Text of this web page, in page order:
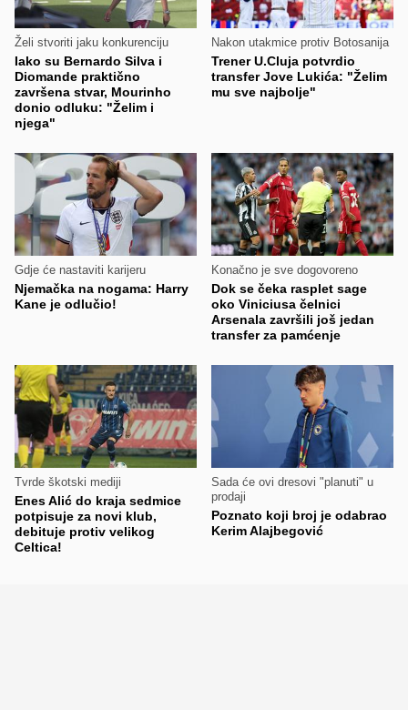
Želi stvoriti jaku konkurenciju
Iako su Bernardo Silva i
Diomande praktično
završena stvar, Mourinho
donio odluku: "Želim i
njega"
Nakon utakmice protiv Botosanija
Trener U.Cluja potvrdio
transfer Jove Lukića: "Želim
mu sve najbolje"
Gdje će nastaviti karijeru
Njemačka na nogama: Harry
Kane je odlučio!
Konačno je sve dogovoreno
Dok se čeka rasplet sage
oko Viniciusa čelnici
Arsenala završili još jedan
transfer za pamćenje
Tvrde škotski mediji
Enes Alić do kraja sedmice
potpisuje za novi klub,
debituje protiv velikog
Celtica!
Sada će ovi dresovi "planuti" u
prodaji
Poznato koji broj je odabrao
Kerim Alajbegović